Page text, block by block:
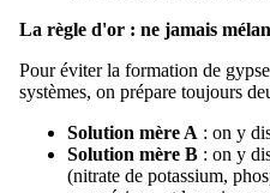
La règle d'or : ne jamais
Pour éviter la formation de
systèmes, on prépare toujours
Solution mère A : on y
Solution mère B : on y
(nitrate de potassium,